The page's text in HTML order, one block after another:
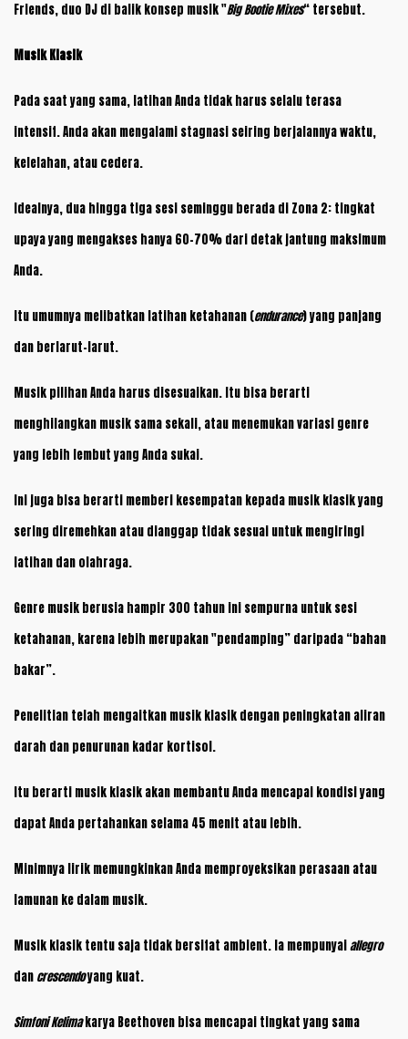
Friends, duo DJ di balik konsep musik "Big Bootie Mixes“ tersebut.
Musik Klasik
Pada saat yang sama, latihan Anda tidak harus selalu terasa
intensif. Anda akan mengalami stagnasi seiring berjalannya waktu,
kelelahan, atau cedera.
Idealnya, dua hingga tiga sesi seminggu berada di Zona 2: tingkat
upaya yang mengakses hanya 60-70% dari detak jantung maksimum
Anda.
Itu umumnya melibatkan latihan ketahanan (endurance) yang panjang
dan berlarut-larut.
Musik pilihan Anda harus disesuaikan. Itu bisa berarti
menghilangkan musik sama sekali, atau menemukan variasi genre
yang lebih lembut yang Anda sukai.
Ini juga bisa berarti memberi kesempatan kepada musik klasik yang
sering diremehkan atau dianggap tidak sesuai untuk mengiringi
latihan dan olahraga.
Genre musik berusia hampir 300 tahun ini sempurna untuk sesi
ketahanan, karena lebih merupakan "pendamping” daripada “bahan
bakar”.
Penelitian telah mengaitkan musik klasik dengan peningkatan aliran
darah dan penurunan kadar kortisol.
Itu berarti musik klasik akan membantu Anda mencapai kondisi yang
dapat Anda pertahankan selama 45 menit atau lebih.
Minimnya lirik memungkinkan Anda memproyeksikan perasaan atau
lamunan ke dalam musik.
Musik klasik tentu saja tidak bersifat ambient. Ia mempunyaiallegro
dan crescendoyang kuat.
Simfoni Kelimakarya Beethoven bisa mencapai tingkat yang sama